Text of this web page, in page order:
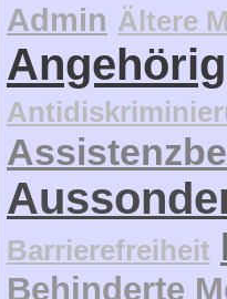
Admin Ältere
Barrierefreiheit
Behinderte